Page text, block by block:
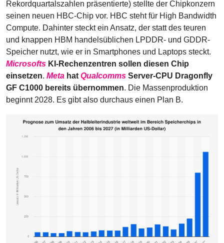
Rekordquartalszahlen präsentierte) stellte der Chipkonzern
seinen neuen HBC-Chip vor. HBC steht für High Bandwidth
Compute. Dahinter steckt ein Ansatz, der statt des teuren
und knappen HBM handelsüblichen LPDDR- und GDDR-
Microsofts KI-Rechenzentren sollen diesen Chip
einsetzen. Meta hat Qualcomms Server-CPU Dragonfly
GF C1000 bereits übernommen. Die Massenproduktion
beginnt 2028. Es gibt also durchaus einen Plan B.